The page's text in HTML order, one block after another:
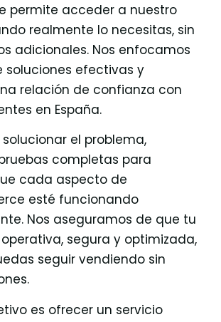
permite acceder a nuestro
realmente lo necesitas, sin
adicionales. Nos enfocamos
soluciones efectivas y
relación de confianza con
en España.
el problema,
completas para
cada aspecto de
esté funcionando
Nos aseguramos de que tu
segura y optimizada,
seguir vendiendo sin
es ofrecer un servicio